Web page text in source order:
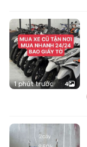
1 phút trước 4